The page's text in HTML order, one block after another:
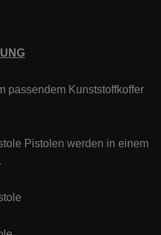
passendem Kunststoffkoffer
Pistolen werden in einem